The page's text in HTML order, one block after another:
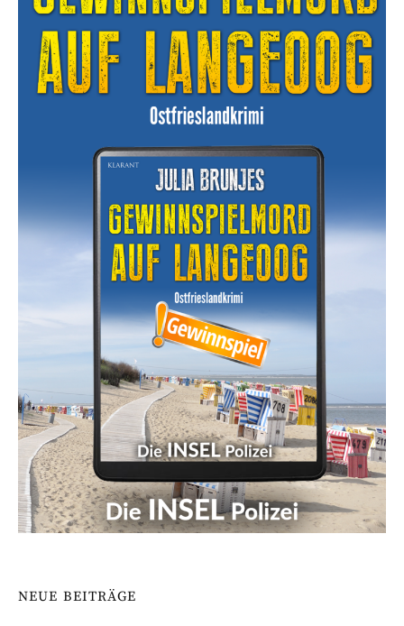
NEUE BEITRÄGE